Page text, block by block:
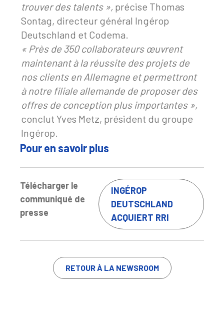
trouver des talents », précise Thomas
Sontag, directeur général Ingérop
Deutschland et Codema.
« Près de 350 collaborateurs œuvrent
maintenant à la réussite des projets de
nos clients en Allemagne et permettront
à notre filiale allemande de proposer des
offres de conception plus importantes »,
conclut Yves Metz, président du groupe
Ingérop.
Pour en savoir plus
Télécharger le
communiqué de
presse
INGÉROP
DEUTSCHLAND
ACQUIERT RRI
RETOUR À LA NEWSROOM